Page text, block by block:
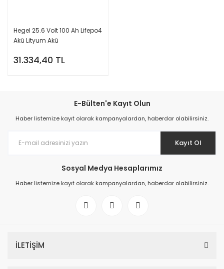
Hegel 25.6 Volt 100 Ah Lifepo4
Akü Lityum Akü
31.334,40 TL
E-Bülten'e Kayıt Olun
Haber listemize kayıt olarak kampanyalardan, haberdar olabilirsiniz.
Kayıt Ol
Sosyal Medya Hesaplarımız
Haber listemize kayıt olarak kampanyalardan, haberdar olabilirsiniz.
İLETİŞİM